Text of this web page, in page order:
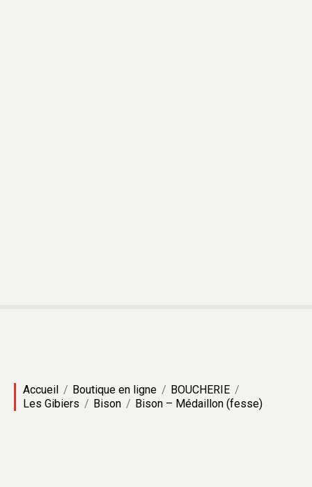
Accueil Boutique en ligne
BOUCHERIE
Les Gibiers
Bison Bison – Médaillon (fesse)